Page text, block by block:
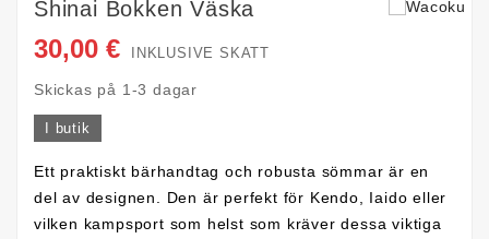
Shinai Bokken Väska
30,00 € INKLUSIVE SKATT
Skickas på 1-3 dagar
I butik
Ett praktiskt bärhandtag och robusta sömmar är en
del av designen. Den är perfekt för Kendo, Iaido eller
vilken kampsport som helst som kräver dessa viktiga